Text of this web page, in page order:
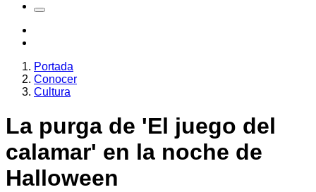
Portada
Conocer
Cultura
La purga de 'El juego del
calamar' en la noche de
Halloween